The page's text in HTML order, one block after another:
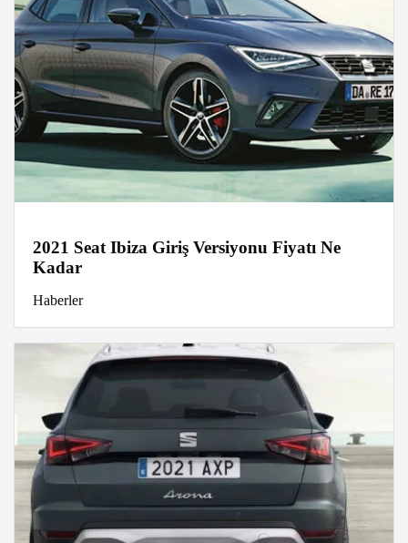
2021 Seat Ibiza Giriş Versiyonu Fiyatı Ne
Kadar
Haberler